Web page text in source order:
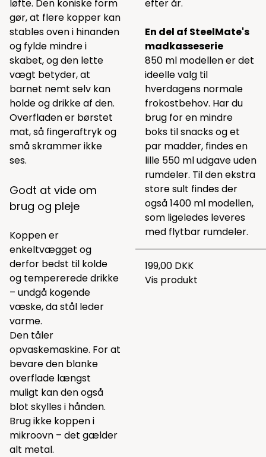
løfte. Den koniske form
gør, at flere kopper kan
stables oven i hinanden
og fylde mindre i
skabet, og den lette
vægt betyder, at
barnet nemt selv kan
holde og drikke af den.
Overfladen er børstet
mat, så fingeraftryk og
små skrammer ikke
ses.
Godt at vide om
brug og pleje
Koppen er
enkeltvægget og
derfor bedst til kolde
og tempererede drikke
– undgå kogende
væske, da stål leder
varme.
Den tåler
opvaskemaskine. For at
bevare den blanke
overflade længst
muligt kan den også
blot skylles i hånden.
Brug ikke koppen i
mikroovn – det gælder
alt metal.
efter år.
En del af SteelMate's
madkasseserie
850 ml modellen er det
ideelle valg til
hverdagens normale
frokostbehov. Har du
brug for en mindre
boks til snacks og et
par madder, findes en
lille 550 ml udgave uden
rumdeler. Til den ekstra
store sult findes der
også 1400 ml modellen,
som ligeledes leveres
med flytbar rumdeler.
199,00 DKK
Vis produkt